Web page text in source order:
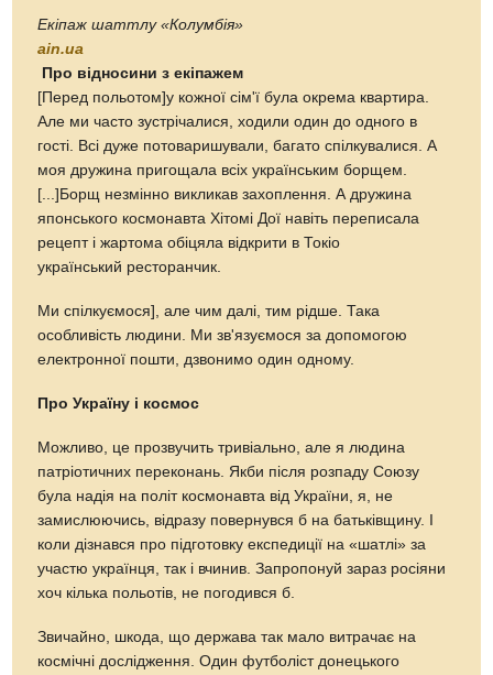
Екіпаж шаттлу «Колумбія»
ain.ua
Про відносини з екіпажем
[Перед польотом]у кожної сім'ї була окрема квартира.
Але ми часто зустрічалися, ходили один до одного в
гості. Всі дуже потоваришували, багато спілкувалися. А
моя дружина пригощала всіх українським борщем.
[...]Борщ незмінно викликав захоплення. А дружина
японського космонавта Хітомі Дої навіть переписала
рецепт і жартома обіцяла відкрити в Токіо
український ресторанчик.
Ми спілкуємося], але чим далі, тим рідше. Така
особливість людини. Ми зв'язуємося за допомогою
електронної пошти, дзвонимо один одному.
Про Україну і космос
Можливо, це прозвучить тривіально, але я людина
патріотичних переконань. Якби після розпаду Союзу
була надія на політ космонавта від України, я, не
замислюючись, відразу повернувся б на батьківщину. І
коли дізнався про підготовку експедиції на «шатлі» за
участю українця, так і вчинив. Запропонуй зараз росіяни
хоч кілька польотів, не погодився б.
Звичайно, шкода, що держава так мало витрачає на
космічні дослідження. Один футболіст донецького